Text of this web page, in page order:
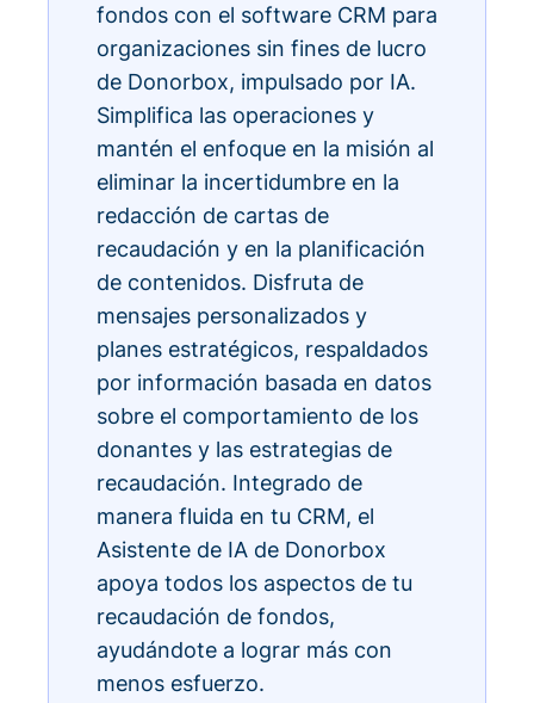
fondos con el software CRM para
organizaciones sin fines de lucro
de Donorbox, impulsado por IA.
Simplifica las operaciones y
mantén el enfoque en la misión al
eliminar la incertidumbre en la
redacción de cartas de
recaudación y en la planificación
de contenidos. Disfruta de
mensajes personalizados y
planes estratégicos, respaldados
por información basada en datos
sobre el comportamiento de los
donantes y las estrategias de
recaudación. Integrado de
manera fluida en tu CRM, el
Asistente de IA de Donorbox
apoya todos los aspectos de tu
recaudación de fondos,
ayudándote a lograr más con
menos esfuerzo.